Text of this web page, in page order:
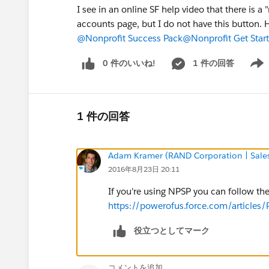
I see in an online SF help video that there is
accounts page, but I do not have this
@Nonprofit Success Pack@Nonprofit Get
0 件のいいね! 1 件の回答
Show
1 件の回答
Adam Kramer (RAND Corporation |
2016年8月23日 20:11
If you're using NPSP you can follow
https://powerofus.force.com/articles/
役立つとしてマーク